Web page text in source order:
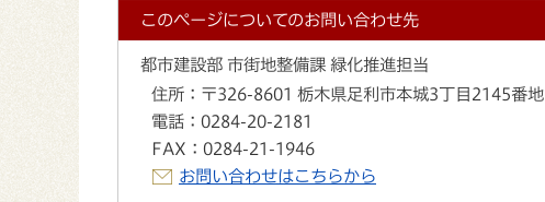
このページについてのお問い合わせ先
都市建設部 市街地整備課 緑化推進担当
住所： 〒326-8601 栃木県足利市本城3丁目2145番地
電話： 0284-20-2181
FAX： 0284-21-1946
お問い合わせはこちらから